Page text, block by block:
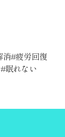
消 疲労回復
眠れない